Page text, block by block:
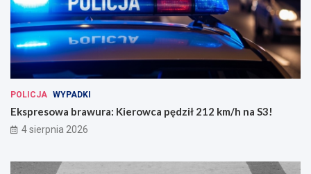
POLICJA WYPADKI
Ekspresowa brawura: Kierowca pędził 212 km/h na S3!
4 sierpnia 2026